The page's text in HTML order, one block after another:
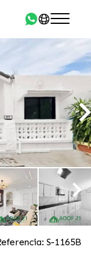
S-1165B